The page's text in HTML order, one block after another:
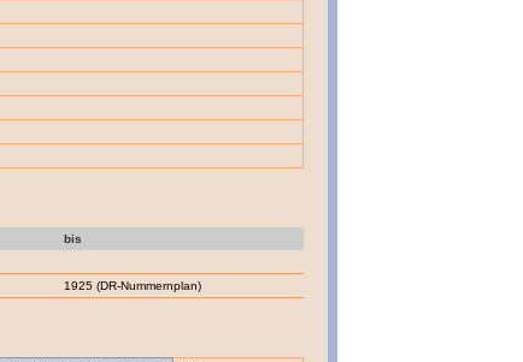
bis
1925 (DR-Nummernplan)